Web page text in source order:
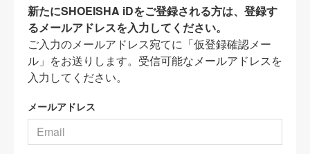
新たにSHOEISHA iDをご登録される方は、登録す
るメールアドレスを入力してください。
ご入力のメールアドレス宛てに「仮登録確認メー
ル」をお送りします。受信可能なメールアドレスを
入力してください。
メールアドレス